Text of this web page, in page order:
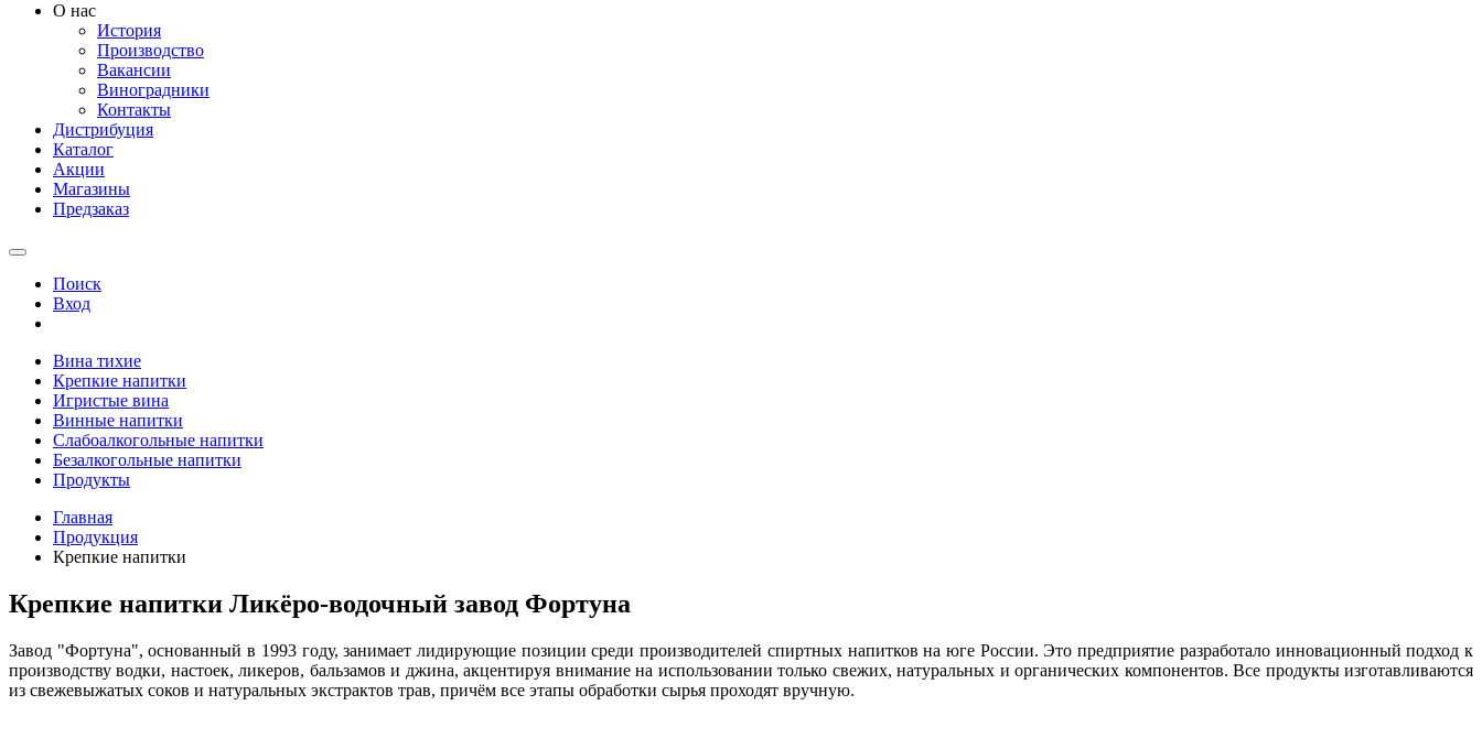
О нас
История
Производство
Вакансии
Виноградники
Контакты
Дистрибуция
Каталог
Акции
Магазины
Предзаказ
Поиск
Вход
Вина тихие
Крепкие напитки
Игристые вина
Винные напитки
Слабоалкогольные напитки
Безалкогольные напитки
Продукты
Главная
Продукция
Крепкие напитки
Крепкие напитки Ликёро-водочный завод Фортуна
Завод "Фортуна", основанный в 1993 году, занимает лидирующие позиции среди производителей спиртных напитков на юге России. Это предприятие разработало инновационный подход к
производству водки, настоек, ликеров, бальзамов и джина, акцентируя внимание на использовании только свежих, натуральных и органических компонентов. Все продукты изготавливаются
из свежевыжатых соков и натуральных экстрактов трав, причём все этапы обработки сырья проходят вручную.